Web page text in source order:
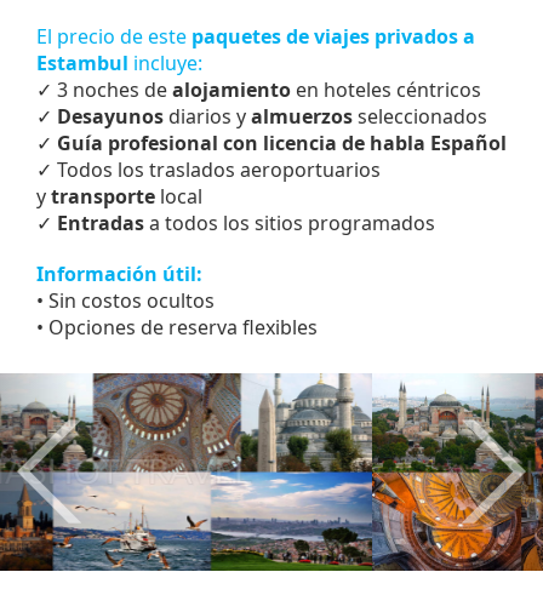
El precio de este paquetes de viajes privadosa
Estambul incluye:
✓ 3 noches dealojamiento en hoteles céntricos
✓ Desayunos diarios yalmuerzosseleccionados
✓ Guía profesional con licencia de habla Español
✓ Todos los traslados aeroportuarios
ytransporte local
✓ Entradasa todos los sitios programados
Información útil:
• Sin costos ocultos
• Opciones de reserva flexibles
Anterior